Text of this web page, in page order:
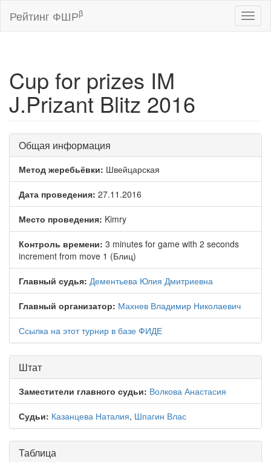
Рейтинг ФШРβ
Cup for prizes IM
J.Prizant Blitz 2016
Общая информация
Метод жеребьёвки: Швейцарская
Дата проведения: 27.11.2016
Место проведения: Kimry
Контроль времени: 3 minutes for game with 2 seconds
increment from move 1 (Блиц)
Главный судья: Дементьева Юлия Дмитриевна
Главный организатор: Махнев Владимир Николаевич
Ссылка на этот турнир в базе ФИДЕ
Штат
Заместители главного судьи: Волкова Анастасия
Судьи: Казанцева Наталия, Шпагин Влас
Таблица